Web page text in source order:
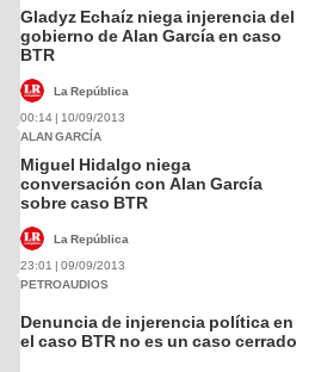
Gladyz Echaíz niega injerencia del
gobierno de Alan García en caso
BTR
La República
00:14 | 10/09/2013
ALAN GARCÍA
Miguel Hidalgo niega
conversación con Alan García
sobre caso BTR
La República
23:01 | 09/09/2013
PETROAUDIOS
Denuncia de injerencia política en
el caso BTR no es un caso cerrado